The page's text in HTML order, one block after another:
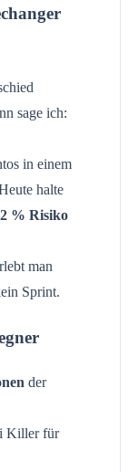
sage ich:
in einem
halte
% Risiko
man
Sprint.
der
Killer für